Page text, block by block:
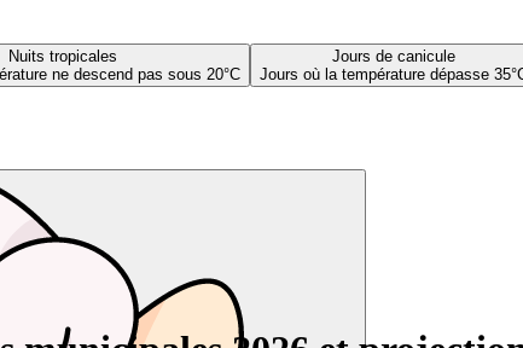
Nuits tropicales
ne descend pas sous 20°C
Jours de canicule
Jours où la température dépasse